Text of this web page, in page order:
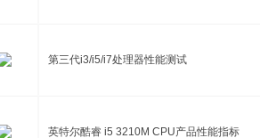
第三代i3/i5/i7处理器性能测试
英特尔酷睿 i5 3210M CPU产品性能指标